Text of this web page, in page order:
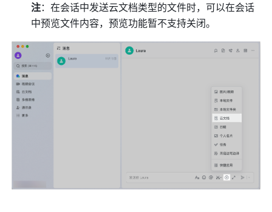
注：在会话中发送云文档类型的文件时，可以在会话
中预览文件内容，预览功能暂不支持关闭。